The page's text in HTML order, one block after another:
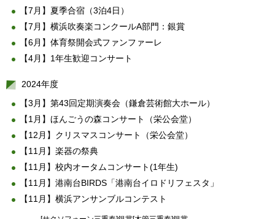
【7月】夏季合宿（3泊4日）
【7月】横浜吹奏楽コンクールA部門：銀賞
【6月】体育祭開会式ファンファーレ
【4月】1年生歓迎コンサート
2024年度
【3月】第43回定期演奏会（鎌倉芸術館大ホール）
【1月】ほんごうの森コンサート（栄公会堂）
【12月】クリスマスコンサート（栄公会堂）
【11月】楽器の祭典
【11月】校内オータムコンサート(1年生)
【11月】港南台BIRDS「港南台イロドリフェスタ」
【11月】横浜アンサンブルコンテスト